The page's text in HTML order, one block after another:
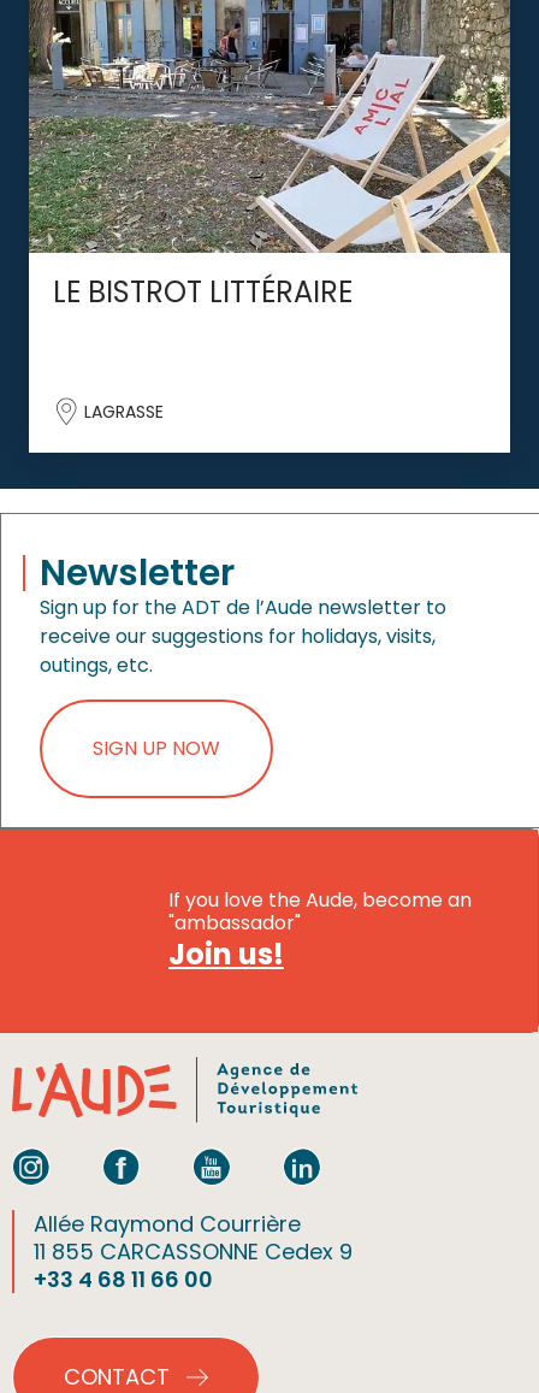
LE BISTROT LITTÉRAIRE
LAGRASSE
Newsletter
Sign up for the ADT de l’Aude newsletter to
receive our suggestions for holidays, visits,
outings, etc.
SIGN UP NOW
If you love the Aude, become an
"ambassador"
Join us!
Allée Raymond Courrière
11 855 CARCASSONNE Cedex 9
+33 4 68 11 66 00
CONTACT